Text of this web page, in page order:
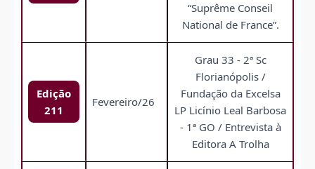
“Suprême Conseil
National de France”.
Edição
211
Fevereiro/26
Grau 33 - 2ª Sc
Florianópolis /
Fundação da Excelsa
LP Licínio Leal Barbosa
- 1ª GO / Entrevista à
Editora A Trolha